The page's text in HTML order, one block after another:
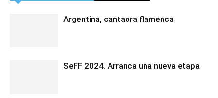
Argentina, cantaora flamenca
SeFF 2024. Arranca una nueva etapa